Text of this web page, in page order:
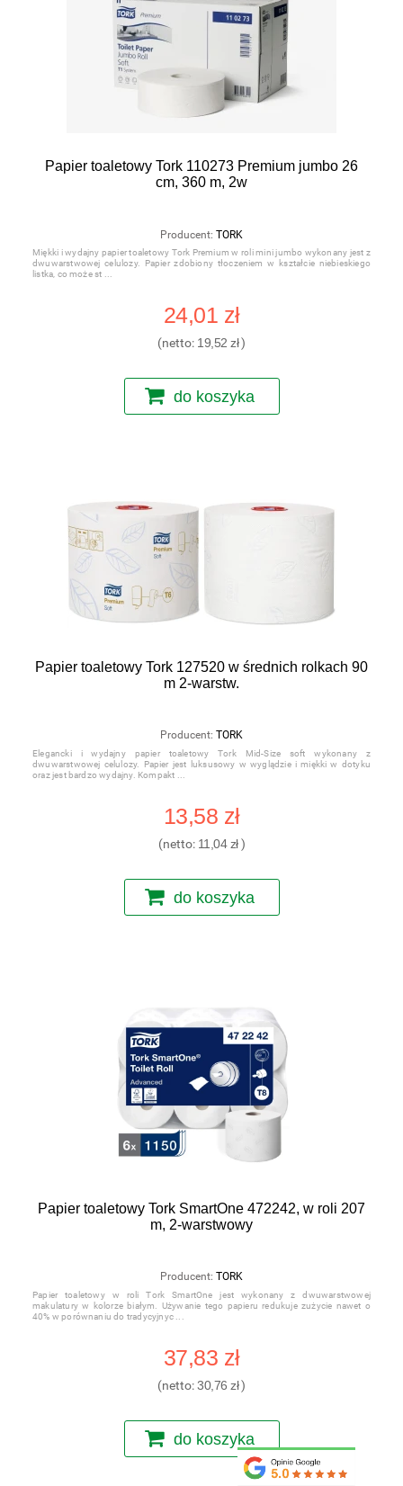
Papier toaletowy Tork 110273 Premium jumbo 26
cm, 360 m, 2w
Producent: TORK
Miękki i wydajny papier toaletowy Tork Premium w roli mini jumbo wykonany jest z
dwuwarstwowej celulozy. Papier zdobiony tłoczeniem w kształcie niebieskiego
listka, co może st
24,01 zł
(netto: 19,52 zł)
do koszyka
Papier toaletowy Tork 127520 w średnich rolkach 90
m 2-warstw.
Producent: TORK
Elegancki i wydajny papier toaletowy Tork Mid-Size soft wykonany z
dwuwarstwowej celulozy. Papier jest luksusowy w wyglądzie i miękki w dotyku
oraz jest bardzo wydajny. Kompakt
13,58 zł
(netto: 11,04 zł)
do koszyka
Papier toaletowy Tork SmartOne 472242, w roli 207
m, 2-warstwowy
Producent: TORK
Papier toaletowy w roli Tork SmartOne jest wykonany z dwuwarstwowej
makulatury w kolorze białym. Używanie tego papieru redukuje zużycie nawet o
40% w porównaniu do tradycyjnyc
37,83 zł
(netto:30,76 zł)
do koszyka